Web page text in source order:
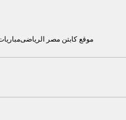
موقع كابتن مصر الرياضى